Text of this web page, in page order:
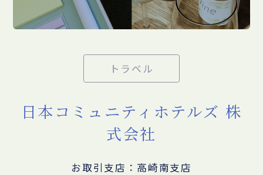
トラベル
日本コミュニティホテルズ 株
式会社
お取引支店：高崎南支店